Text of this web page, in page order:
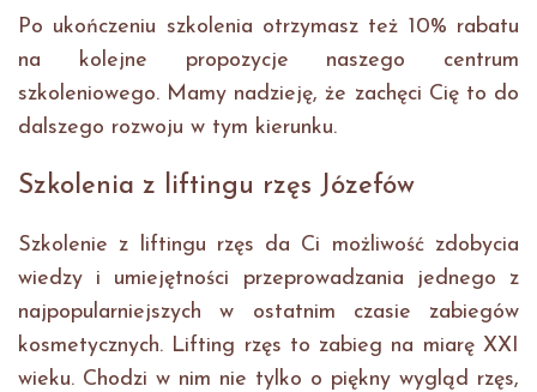
Po ukończeniu szkolenia otrzymasz też 10% rabatu
na kolejne propozycje naszego centrum
szkoleniowego. Mamy nadzieję, że zachęci Cię to do
dalszego rozwoju w tym kierunku.
Szkolenia z liftingu rzęs Józefów
Szkolenie z liftingu rzęs da Ci możliwość zdobycia
wiedzy i umiejętności przeprowadzania jednego z
najpopularniejszych w ostatnim czasie zabiegów
kosmetycznych. Lifting rzęs to zabieg na miarę XXI
wieku. Chodzi w nim nie tylko o piękny wygląd rzęs,